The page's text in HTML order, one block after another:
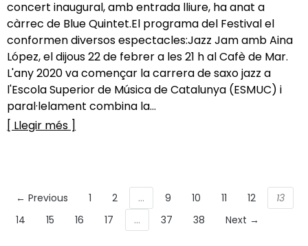
concert inaugural, amb entrada lliure, ha anat a
càrrec de Blue Quintet.El programa del Festival el
conformen diversos espectacles:Jazz Jam amb Aina
López, el dijous 22 de febrer a les 21 h al Cafè de Mar.
L'any 2020 va començar la carrera de saxo jazz a
l'Escola Superior de Música de Catalunya (ESMUC) i
paral·lelament combina la...
[ Llegir més ]
← Previous 1 2 … 9 10 11 12
13
14
15 16 17 … 37 38 Next →